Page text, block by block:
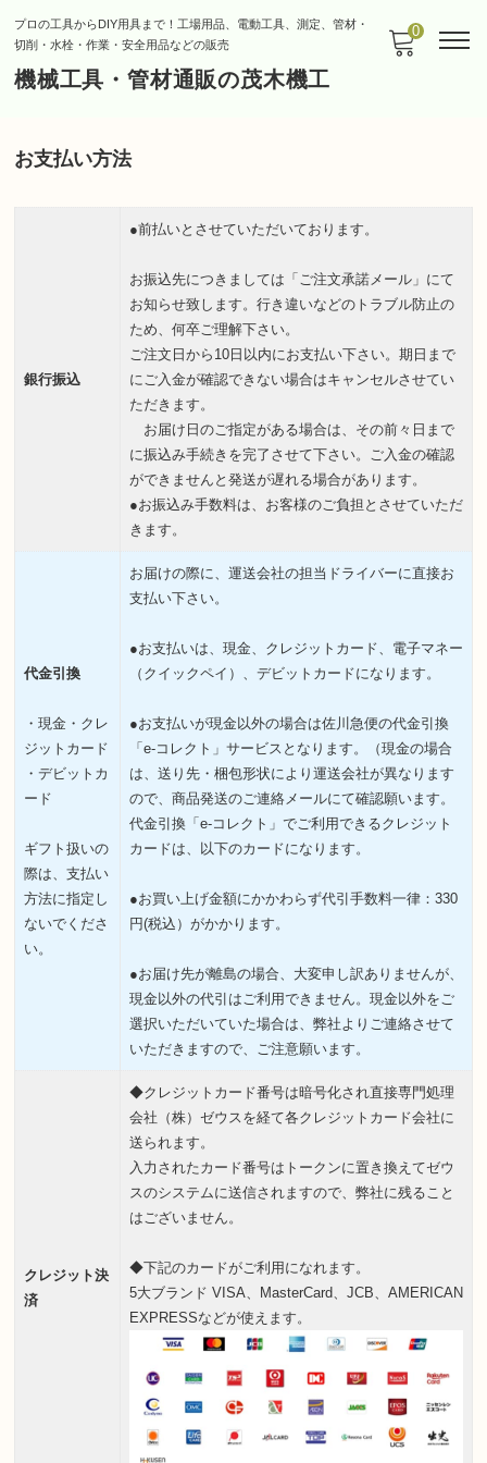
プロの工具からDIY用具まで！工場用品、電動工具、測定、管材・
切削・水栓・作業・安全用品などの販売
機械工具・管材通販の茂木機工
0
お支払い方法
銀行振込
●前払いとさせていただいております。
お振込先につきましては「ご注文承諾メール」にて
お知らせ致します。行き違いなどのトラブル防止の
ため、何卒ご理解下さい。
ご注文日から10日以内にお支払い下さい。 期日まで
にご入金が確認できない場合はキャンセルさせてい
ただきます。
お届け日のご指定がある場合は、その前々日まで
に振込み手続きを完了させて下さい。ご入金の確認
ができませんと発送が遅れる場合があります。
●お振込み手数料は、お客様のご負担とさせていただ
きます。
代金引換
・現金・クレ
ジットカード
・デビットカ
ード
ギフト扱いの
際は、支払い
方法に指定し
ないでくださ
い。
お届けの際に、運送会社の担当ドライバーに直接お
支払い下さい。
●お支払いは、現金、クレジットカード、電子マネー
（クイックペイ）、デビットカードになります。
●お支払いが現金以外の場合は佐川急便の代金引換
「e-コレクト」サービスとなります。（現金の場合
は、送り先・梱包形状により運送会社が異なります
ので、商品発送のご連絡メールにて確認願います。
代金引換「e-コレクト」でご利用できるクレジット
カードは、以下のカードになります。
●お買い上げ金額にかかわらず代引手数料一律：330
円(税込）がかかります。
●お届け先が離島の場合、大変申し訳ありませんが、
現金以外の代引はご利用できません。現金以外をご
選択いただいていた場合は、弊社よりご連絡させて
いただきますので、ご注意願います。
クレジット決
済
◆クレジットカード番号は暗号化され直接専門処理
会社 （株）ゼウスを経て各クレジットカード会社に
送られます。
入力されたカード番号はトークンに置き換えてゼウ
スのシステムに送信されますので、弊社に残ること
はございません。
◆下記のカードがご利用になれます。
5大ブランド VISA、MasterCard、JCB、AMERICAN
EXPRESSなどが使えます。